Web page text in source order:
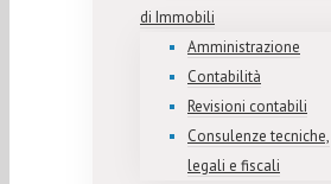
di Immobili
Amministrazione
Contabilità
Revisioni contabili
Consulenze tecniche,
legali e fiscali